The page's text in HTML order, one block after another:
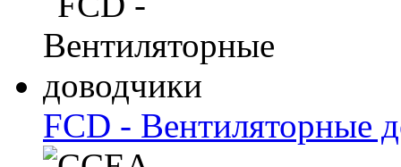
FCD - Вентиляторные